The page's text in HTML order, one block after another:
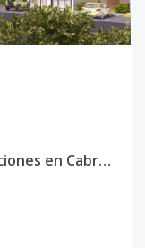
Apartamentos de 1, 2 y 3 habitaciones en Cabrera Maria Trinidad Sanchez